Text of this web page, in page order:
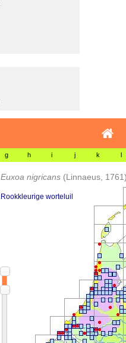
g h i j k l
Euxoa nigricans (Linnaeus,
Rookkleurige worteluil